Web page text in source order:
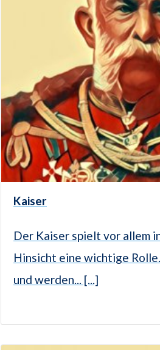
Kaiser
Der Kaiser spielt vor allem
Hinsicht eine wichtige
und werden... [...]